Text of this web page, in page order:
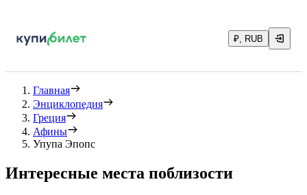
₽, RUB
Главная
Энциклопедия
Греция
Афины
Упупа Эпопс
Интересные места поблизости